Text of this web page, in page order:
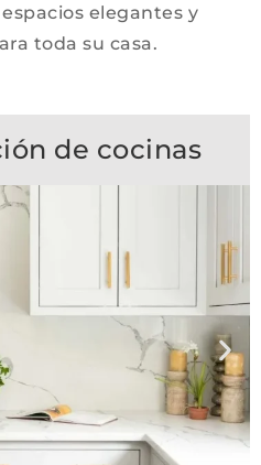
elegantes y
toda su casa.
de cocinas